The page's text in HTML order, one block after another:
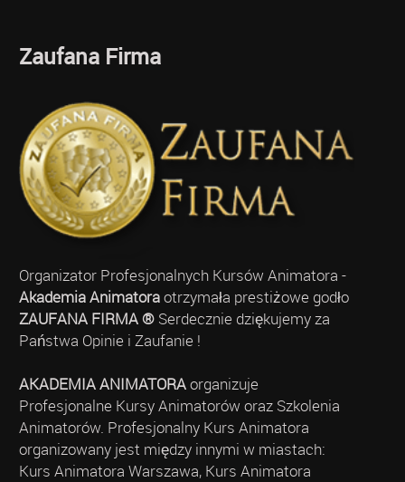
Zaufana Firma
Organizator Profesjonalnych Kursów Animatora -
Akademia Animatoraotrzymała prestiżowe godło
ZAUFANA FIRMA ®Serdecznie dziękujemy za
Państwa Opinie i Zaufanie !
AKADEMIA ANIMATORAorganizuje
Profesjonalne Kursy Animatorów oraz Szkolenia
Animatorów. Profesjonalny Kurs Animatora
organizowany jest między innymi w miastach:
Kurs Animatora Warszawa, Kurs Animatora